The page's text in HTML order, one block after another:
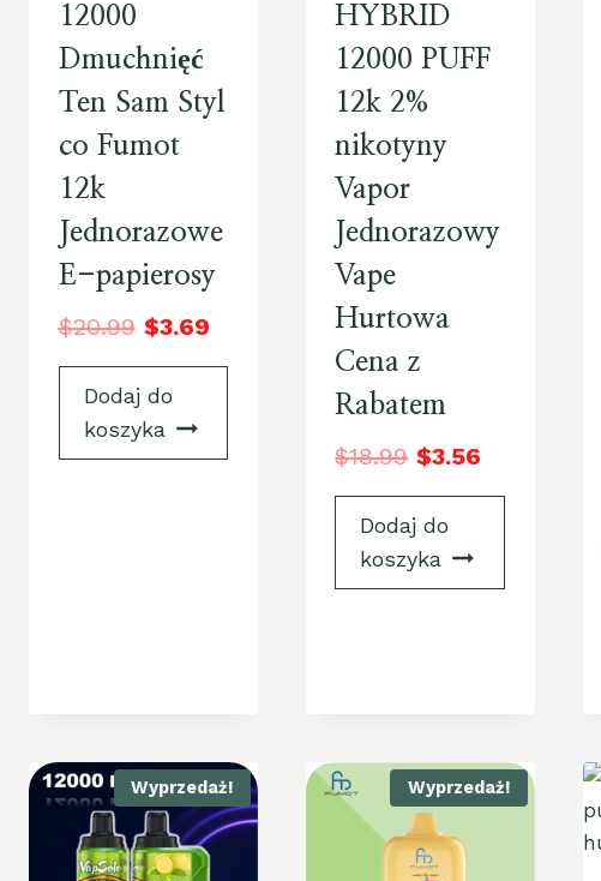
12000
Dmuchnięć
Ten Sam Styl
co Fumot
12k
Jednorazowe
E-papierosy
$20.99 $3.69
Dodaj do
koszyka
HYBRID
12000 PUFF
12k 2%
nikotyny
Vapor
Jednorazowy
Vape
Hurtowa
Cena z
Rabatem
$18.99 $3.56
Dodaj do
koszyka
Wyprzedaż! Wyprzedaż!